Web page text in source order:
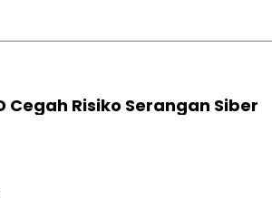
Cegah Risiko Serangan Siber